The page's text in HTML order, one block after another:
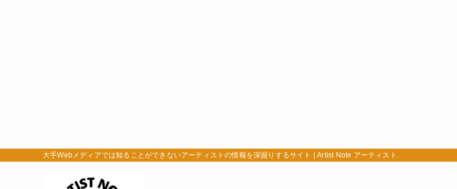
大手Webメディアでは知ることができないアーティストの情報を深掘りするサイト | Artist Note アーティストノート